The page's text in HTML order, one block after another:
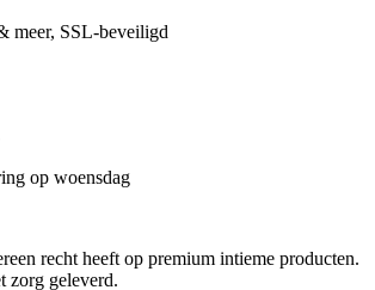
meer, SSL-beveiligd
op woensdag
recht heeft op premium intieme producten.
zorg geleverd.